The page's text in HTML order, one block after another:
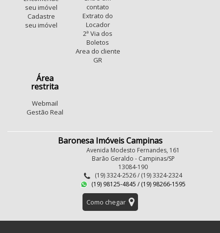
seu imóvel
Cadastre
seu imóvel
contato
Extrato do
Locador
2ª Via dos
Boletos
Area do cliente
GR
Área
restrita
Webmail
Gestão Real
Baronesa Imóveis Campinas
Avenida Modesto Fernandes, 161
Barão Geraldo - Campinas/SP
13084-190
(19) 3324-2526 / (19) 3324-2324
(19) 98125-4845 / (19) 98266-1595
Como chegar